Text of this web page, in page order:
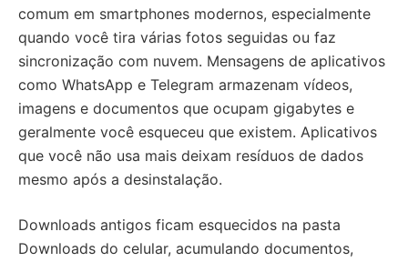
comum em smartphones modernos, especialmente
quando você tira várias fotos seguidas ou faz
sincronização com nuvem. Mensagens de aplicativos
como WhatsApp e Telegram armazenam vídeos,
imagens e documentos que ocupam gigabytes e
geralmente você esqueceu que existem. Aplicativos
que você não usa mais deixam resíduos de dados
mesmo após a desinstalação.
Downloads antigos ficam esquecidos na pasta
Downloads do celular, acumulando documentos,